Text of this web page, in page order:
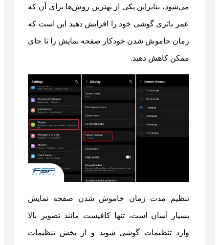
می‌شود، بنابراین یکی از بهترین روش‌ها برای آن که
عمر باتری گوشی خود را افزایش دهید این است که
زمان خاموش شدن خودکار صفحه نمایش را تا جای
ممکن کاهش دهید.
تنظیم مدت زمان خاموش شدن صفحه نمایش
بسیار آسان است، تنها کافیست مانند تصویر بالا
وارد تنظیمات گوشی شوید و از بخش تنظیمات